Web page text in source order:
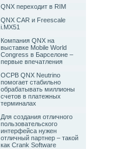
QNX переходит в RIM
QNX CAR и Freescale
i.MX51
Компания QNX на
выставке Mobile World
Congress в Барселоне –
первые впечатления
ОСРВ QNX Neutrino
помогает стабильно
обрабатывать миллионы
счетов в платежных
терминалах
Для создания отличного
пользовательского
интерфейса нужен
отличный партнер – такой
как Crank Software